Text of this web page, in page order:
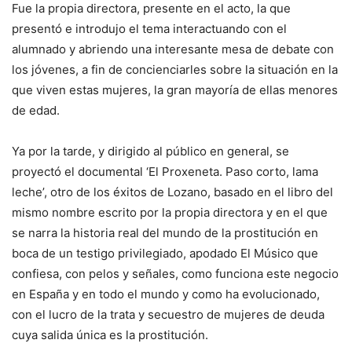
Fue la propia directora, presente en el acto, la que
presentó e introdujo el tema interactuando con el
alumnado y abriendo una interesante mesa de debate con
los jóvenes, a fin de concienciarles sobre la situación en la
que viven estas mujeres, la gran mayoría de ellas menores
de edad.
Ya por la tarde, y dirigido al público en general, se
proyectó el documental ‘El Proxeneta. Paso corto, lama
leche’, otro de los éxitos de Lozano, basado en el libro del
mismo nombre escrito por la propia directora y en el que
se narra la historia real del mundo de la prostitución en
boca de un testigo privilegiado, apodado El Músico que
confiesa, con pelos y señales, como funciona este negocio
en España y en todo el mundo y como ha evolucionado,
con el lucro de la trata y secuestro de mujeres de deuda
cuya salida única es la prostitución.